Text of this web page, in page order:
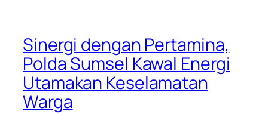
Sinergi dengan Pertamina,
Polda Sumsel Kawal Energi
Utamakan Keselamatan
Warga